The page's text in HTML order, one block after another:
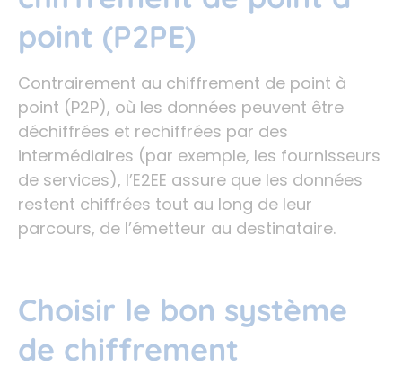
point (P2PE)
Contrairement au chiffrement de point à
point (P2P), où les données peuvent être
déchiffrées et rechiffrées par des
intermédiaires (par exemple, les fournisseurs
de services), l’E2EE assure que les données
restent chiffrées tout au long de leur
parcours, de l’émetteur au destinataire.
Choisir le bon système
de chiffrement